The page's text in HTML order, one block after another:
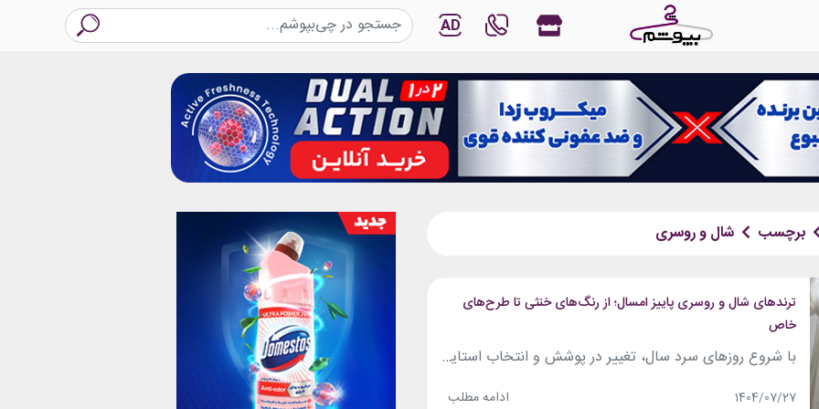
AD
برچسب شال و روسری
ترندهای شال و روسری پاییز امسال؛ از رنگ‌های خنثی تا طرح‌های
خاص
با شروع روزهای سرد سال، تغییر در پوشش و انتخاب استایل گرم‌تر و لطیف‌تر هم شروع می‌شود. در میان همه آیتم‌های فصلی، شال و روسری از اصلی‌ترین بخش‌های استایل پاییزه به شمار می‌روند؛ چون هم نقشی کاربردی در گرم ماندن دارند و هم به استایل شما جلوه‌ای تازه و شیک می‌بخشند، مخصوصا برای خانم‌های محجبه....
1404/07/27 ادامه مطلب